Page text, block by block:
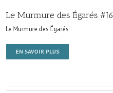
Le Murmure des Égarés #16
Le Murmure des Égarés
EN SAVOIR PLUS